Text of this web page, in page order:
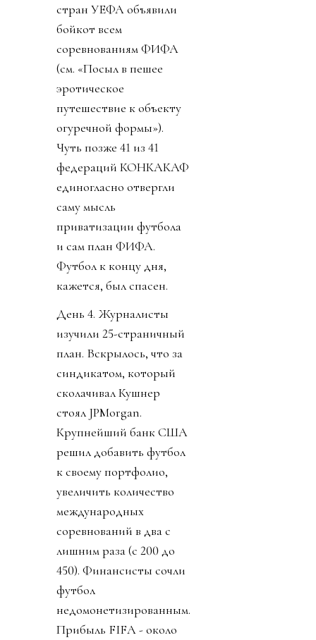
стран УЕФА объявили
бойкот всем
соревнованиям ФИФА
(см. «Посыл в пешее
эротическое
путешествие к объекту
огуречной формы»).
Чуть позже 41 из 41
федераций КОНКАКАФ
единогласно отвергли
саму мысль
приватизации футбола
и сам план ФИФА.
Футбол к концу дня,
кажется, был спасен.
День 4. Журналисты
изучили 25-страничный
план. Вскрылось, что за
синдикатом, который
сколачивал Кушнер
стоял JPMorgan.
Крупнейший банк США
решил добавить футбол
к своему портфолио,
увеличить количество
международных
соревнований в два с
лишним раза (с 200 до
450). Финансисты сочли
футбол
недомонетизированным.
Прибыль FIFA - около